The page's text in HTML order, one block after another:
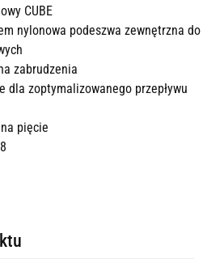
CUBE
nylonowa podeszwa zewnętrzna do
zabrudzenia
dla zoptymalizowanego przepływu
pięcie